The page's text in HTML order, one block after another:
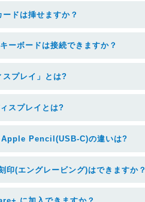
ドは挿せますか？
ボードは接続できますか？
プレイ」とは?
スプレイとは?
Pencil(USB-C)の違いは?
印(エングレービング)はできますか？